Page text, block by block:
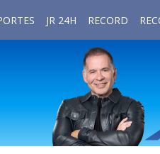
JR 24H RECORD